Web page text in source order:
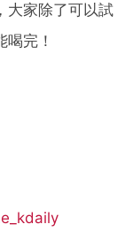
大家除了可以試
完！